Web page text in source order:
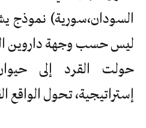
السودان،سورية) نموذج
ليس حسب وجهة داروين
حولت القرد إلى
إستراتيجية، تحول الواقع